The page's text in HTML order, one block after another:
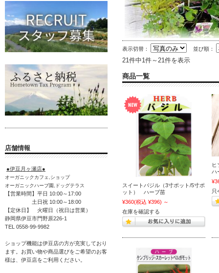
表示切替： 並び順：
21件中1件～21件を表示
商品一覧
スイートバジル（3寸ポット/5寸ポ
ット） ハーブ苗
¥360(税込 ¥396) ～
在庫を確認する
ヒ
只
店舗情報
●伊豆月ヶ瀬店●
オーガニックカフェ,ショップ
オーガニックハーブ園,ドッグテラス
【営業時間】平日 10:00～17:00
土日祝 10:00～18:00
【定休日】 火曜日（祝日は営業）
静岡県伊豆市門野原226-1
TEL 0558-99-9982
ショップ機能は伊豆店の方が充実しており
ます。お買い物や商品選びをご希望のお客
様は、伊豆店をご利用ください。